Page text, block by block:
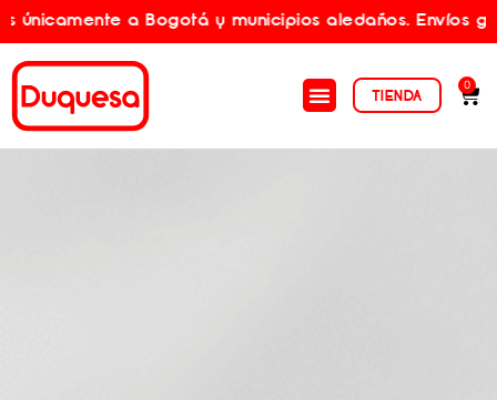
y municipios aledaños. Envíos gratis por
TIENDA
0